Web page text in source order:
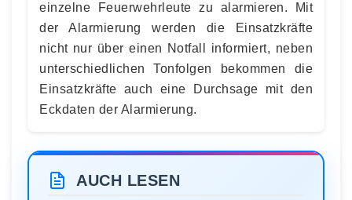
einzelne Feuerwehrleute zu alarmieren. Mit
der Alarmierung werden die Einsatzkräfte
nicht nur über einen Notfall informiert, neben
unterschiedlichen Tonfolgen bekommen die
Einsatzkräfte auch eine Durchsage mit den
Eckdaten der Alarmierung.
AUCH LESEN